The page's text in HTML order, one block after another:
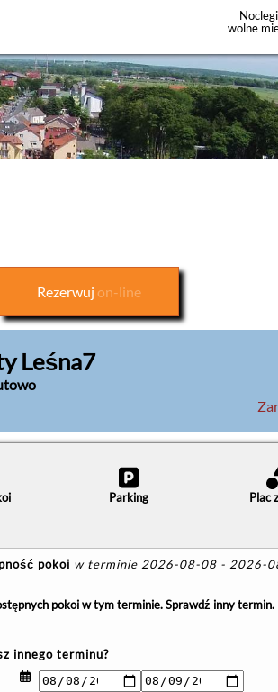
Noclegi
wolne
Rezerwuj on-line
Leśna7
Parking Plac
pokoi w terminie 2026-08-08 - 2026-
pokoi w tym terminie. Sprawdź inny termin.
innego terminu?